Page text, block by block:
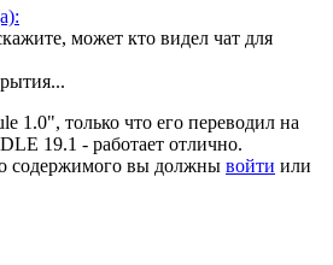
может кто видел чат для
1.0", только что его переводил на
19.1 - работает отлично.
содержимого вы должны войти или